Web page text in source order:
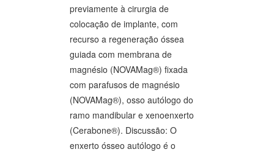
previamente à cirurgia de
colocação de implante, com
recurso a regeneração óssea
guiada com membrana de
magnésio (NOVAMag®) fixada
com parafusos de magnésio
(NOVAMag®), osso autólogo do
ramo mandibular e xenoenxerto
(Cerabone®). Discussão: O
enxerto ósseo autólogo é o